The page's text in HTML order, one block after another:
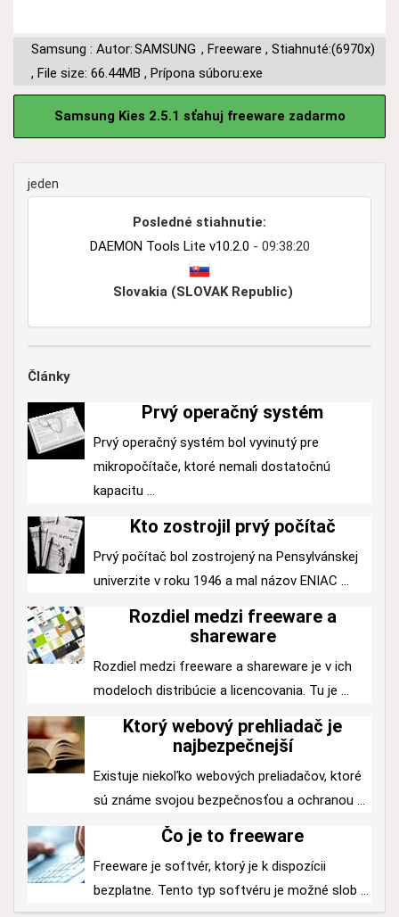
Samsung : Autor:SAMSUNG , Freeware , Stiahnuté:(6970x)
, File size: 66.44MB , Prípona súboru:exe
Samsung Kies 2.5.1 sťahuj freeware zadarmo
jeden
Posledné stiahnutie:
DAEMON Tools Lite v10.2.0 - 09:38:20
Slovakia (SLOVAK Republic)
Články
Prvý operačný systém
Prvý operačný systém bol vyvinutý pre
mikropočítače, ktoré nemali dostatočnú
kapacitu ...
Kto zostrojil prvý počítač
Prvý počítač bol zostrojený na Pensylvánskej
univerzite v roku 1946 a mal názov ENIAC ...
Rozdiel medzi freeware a
shareware
Rozdiel medzi freeware a shareware je v ich
modeloch distribúcie a licencovania. Tu je ...
Ktorý webový prehliadač je
najbezpečnejší
Existuje niekoľko webových preliadačov, ktoré
sú známe svojou bezpečnosťou a ochranou ...
Čo je to freeware
Freeware je softvér, ktorý je k dispozícii
bezplatne. Tento typ softvéru je možné slob ...